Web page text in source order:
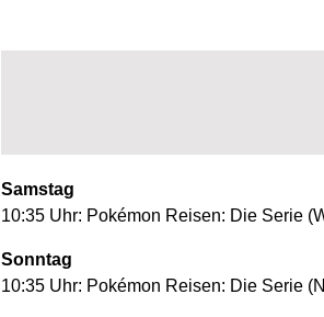
Samstag
10:35 Uhr: Pokémon Reisen: Die Serie
Sonntag
10:35 Uhr: Pokémon Reisen: Die Serie